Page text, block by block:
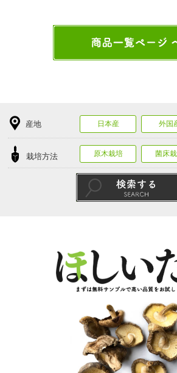
産地 日本産 外国
栽培方法 原木栽培 菌床